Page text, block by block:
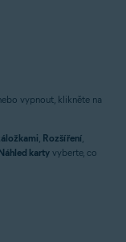
vypnout, klikněte na
, Rozšíření,
karty vyberte, co